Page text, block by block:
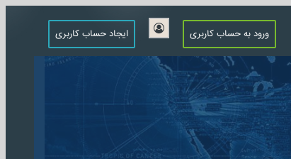
ورود به حساب کاربری ایجاد حساب کاربری